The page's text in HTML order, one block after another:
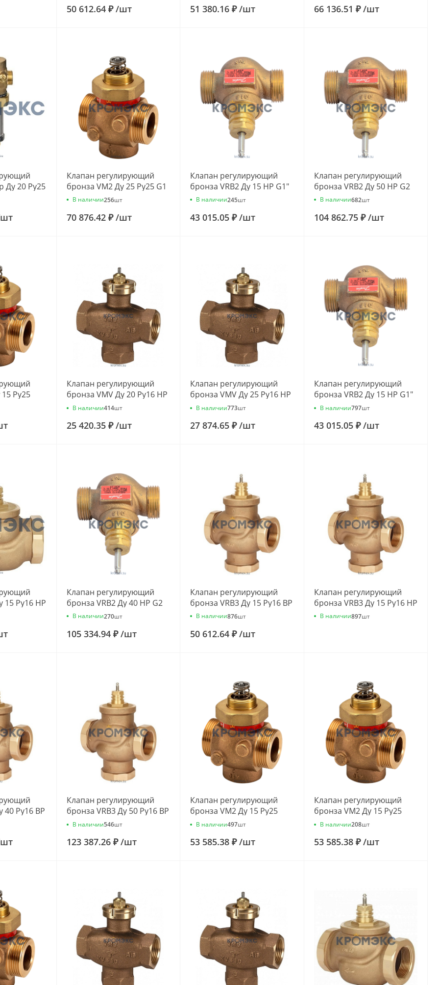
50 612.64 ₽/шт 51 380.16 ₽/шт 66 136.51 ₽/шт
Ду 20 Ру25
ч
шт
Клапан регулирующий
бронза VM2 Ду 25 Ру25 G1
1/4" Kvs=6.3м3/ч Danfoss
В наличии256шт
70 876.42 ₽/шт
Клапан регулирующий
бронза VRB2 Ду 15 НР G1"
Kvs=4м3/ч Danfoss
В наличии245шт
43 015.05 ₽/шт
Клапан регулирующий
бронза VRB2 Ду 50 НР G2
3/4" Kvs=40м3/ч Danfoss
В наличии682шт
104 862.75 ₽/шт
Ру25
Danfoss
Клапан регулирующий
бронза VMV Ду 20 Ру16 НР
G1" Kvs=4м3/ч Danfoss
В наличии414шт
25 420.35 ₽/шт
Клапан регулирующий
бронза VMV Ду 25 Ру16 НР
G1 1/4" Kvs=6.3м3/ч
В наличии773шт
27 874.65 ₽/шт
Клапан регулирующий
бронза VRB2 Ду 15 НР G1"
Kvs=1м3/ч Danfoss
В наличии797шт
43 015.05 ₽/шт
15 Ру16 НР
Danfoss
Клапан регулирующий
бронза VRB2 Ду 40 НР G2
1/4" Kvs=25м3/ч Danfoss
В наличии270шт
105 334.94 ₽/шт
Клапан регулирующий
бронза VRB3 Ду 15 Ру16 ВР
Rp1/2" Kvs=2.5м3/ч
В наличии876шт
50 612.64 ₽/шт
Клапан регулирующий
бронза VRB3 Ду 15 Ру16 НР
G1" Kvs=1м3/ч Danfoss
В наличии897шт
40 Ру16 ВР
ч
шт
Клапан регулирующий
бронза VRB3 Ду 50 Ру16 ВР
Rp2" Kvs=40м3/ч Danfoss
В наличии546шт
123 387.26 ₽/шт
Клапан регулирующий
бронза VM2 Ду 15 Ру25
G3/4" Kvs=0.4м3/ч Danfoss
В наличии497шт
53 585.38 ₽/шт
Клапан регулирующий
бронза VM2 Ду 15 Ру25
G3/4" Kvs=1.6м3/ч Danfoss
В наличии208шт
53 585.38 ₽/шт